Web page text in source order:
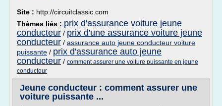
Site : http://circuitclassic.com
Thèmes liés : prix d'assurance voiture jeune
conducteur / prix d'une assurance voiture jeune
conducteur / assurance auto jeune conducteur voiture
puissante / prix d'assurance auto jeune
conducteur / comment assurer une voiture puissante en jeune
conducteur
Jeune conducteur : comment assurer une
voiture puissante ...